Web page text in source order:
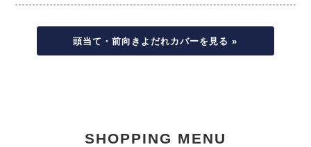
頭当て・前向きよだれカバーを見る »
SHOPPING MENU